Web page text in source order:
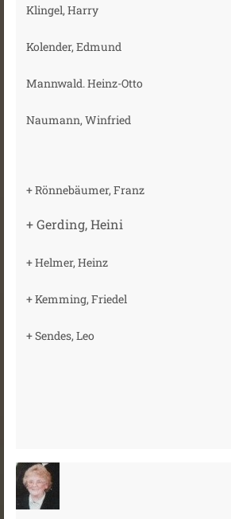
Klingel, Harry
Kolender, Edmund
Mannwald. Heinz-Otto
Naumann, Winfried
+ Rönnebäumer, Franz
+ Gerding, Heini
+ Helmer, Heinz
+ Kemming, Friedel
+ Sendes, Leo